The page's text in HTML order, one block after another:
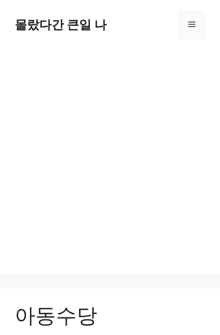
몰랐다간 큰일 나 메
아동수당